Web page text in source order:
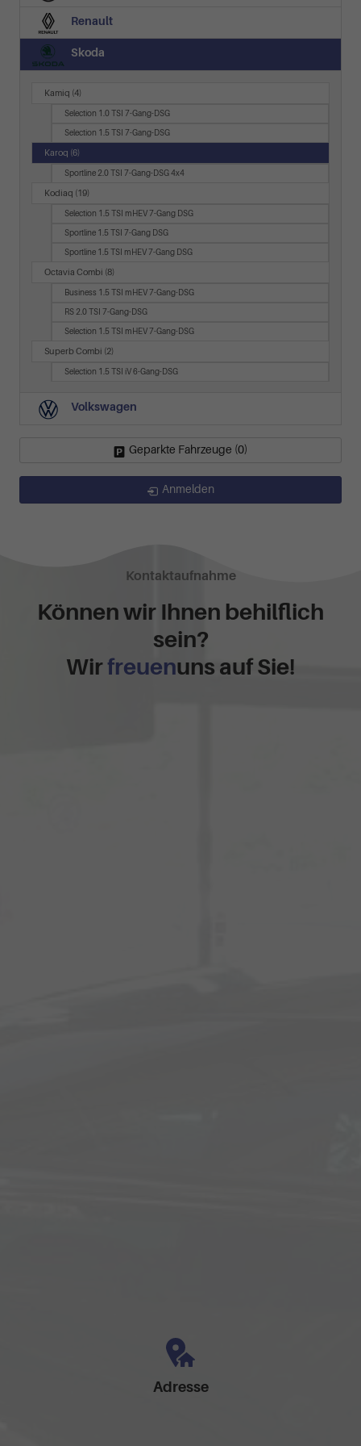
Renault
Skoda
Kamiq (4)
Selection 1.0 TSI 7-Gang-DSG
Selection 1.5 TSI 7-Gang-DSG
Karoq (6)
Sportline 2.0 TSI 7-Gang-DSG 4x4
Kodiaq (19)
Selection 1.5 TSI mHEV 7-Gang DSG
Sportline 1.5 TSI 7-Gang DSG
Sportline 1.5 TSI mHEV 7-Gang DSG
Octavia Combi (8)
Business 1.5 TSI mHEV 7-Gang-DSG
RS 2.0 TSI 7-Gang-DSG
Selection 1.5 TSI mHEV 7-Gang-DSG
Superb Combi (2)
Selection 1.5 TSI iV 6-Gang-DSG
Volkswagen
Geparkte Fahrzeuge (0)
Anmelden
Kontaktaufnahme
Können wir Ihnen behilflich
sein?
Wirfreuenuns auf Sie!
Adresse